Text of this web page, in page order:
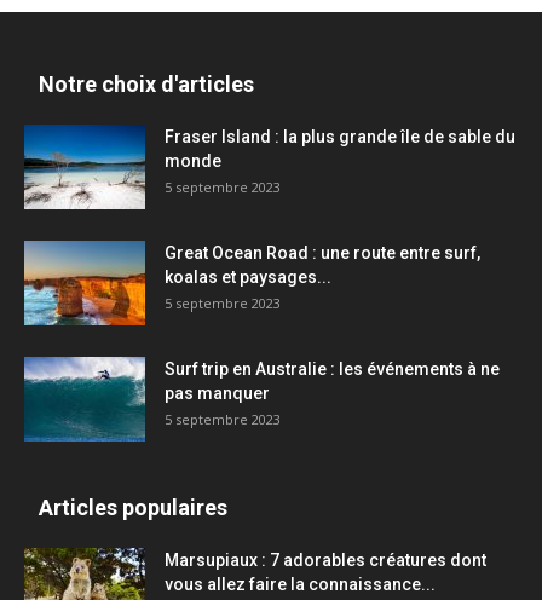
Notre choix d'articles
Fraser Island : la plus grande île de sable du
monde
5 septembre 2023
Great Ocean Road : une route entre surf,
koalas et paysages...
5 septembre 2023
Surf trip en Australie : les événements à ne
pas manquer
5 septembre 2023
Articles populaires
Marsupiaux : 7 adorables créatures dont
vous allez faire la connaissance...